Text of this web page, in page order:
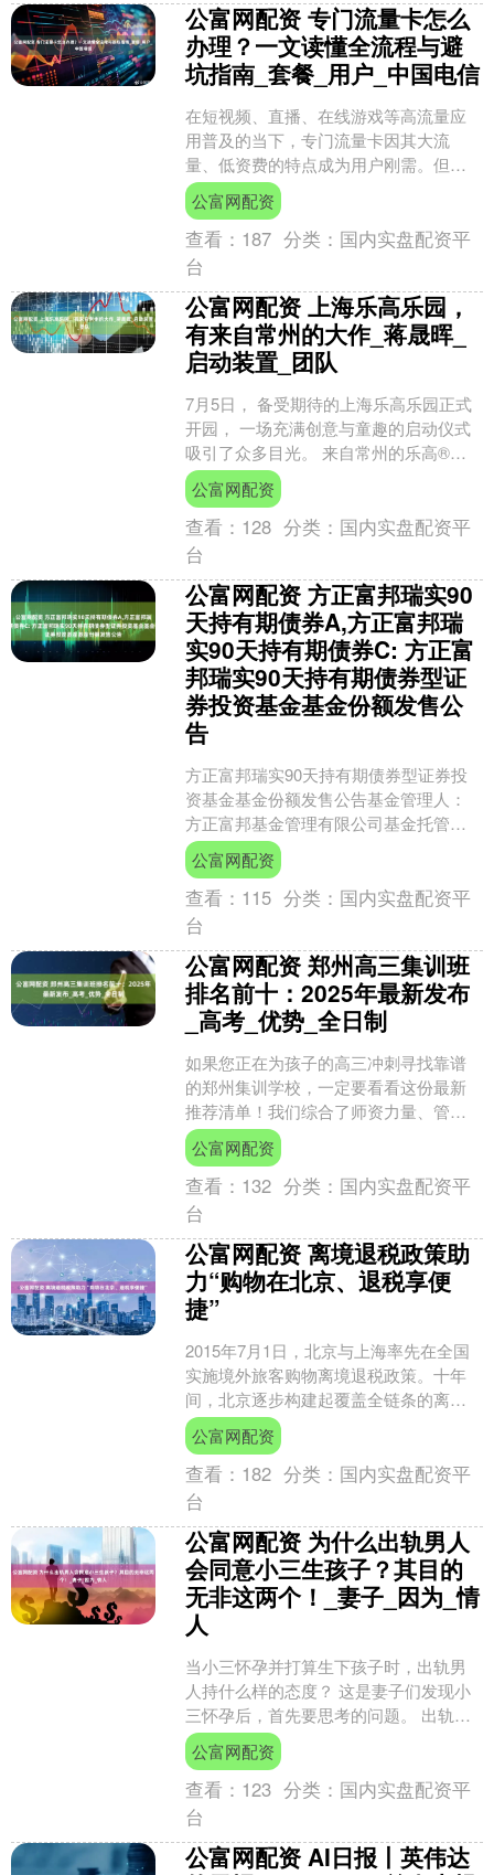
公富网配资 专门流量卡怎么
办理？一文读懂全流程与避
坑指南_套餐_用户_中国电信
在短视频、直播、在线游戏等高流量应
用普及的当下，专门流量卡因其大流
量、低资费的特点成为用户刚需。但面
对运营商官网、电商平台、第三方代理
商等多样化办理渠道，如何高....
公富网配资
查看： 187 分类： 国内实盘配资平
台
公富网配资 上海乐高乐园，
有来自常州的大作_蒋晟晖_
启动装置_团队
7月5日， 备受期待的上海乐高乐园正式
开园， 一场充满创意与童趣的启动仪式
吸引了众多目光。 来自常州的乐高®️专
业认证 拼砌大师蒋晟晖及其团队， 受邀
设计并搭....
公富网配资
查看： 128 分类： 国内实盘配资平
台
公富网配资 方正富邦瑞实90
天持有期债券A,方正富邦瑞
实90天持有期债券C: 方正富
邦瑞实90天持有期债券型证
券投资基金基金份额发售公
告
方正富邦瑞实90天持有期债券型证券投
资基金基金份额发售公告基金管理人：
方正富邦基金管理有限公司基金托管
人：交通银行股份有限公司重要提示月
21日经中国证监会证监许....
公富网配资
查看： 115 分类： 国内实盘配资平
台
公富网配资 郑州高三集训班
排名前十：2025年最新发布
_高考_优势_全日制
如果您正在为孩子的高三冲刺寻找靠谱
的郑州集训学校，一定要看看这份最新
推荐清单！我们综合了师资力量、管理
模式、历年成绩、家长口碑等多个维
度，精选出郑州十家最值得考....
公富网配资
查看： 132 分类： 国内实盘配资平
台
公富网配资 离境退税政策助
力“购物在北京、退税享便
捷”
2015年7月1日，北京与上海率先在全国
实施境外旅客购物离境退税政策。十年
间，北京逐步构建起覆盖全链条的离境
退税服务体系，为全球旅客解锁“购物在
北京、退税享便捷....
公富网配资
查看： 182 分类： 国内实盘配资平
台
公富网配资 为什么出轨男人
会同意小三生孩子？其目的
无非这两个！_妻子_因为_情
人
当小三怀孕并打算生下孩子时，出轨男
人持什么样的态度？ 这是妻子们发现小
三怀孕后，首先要思考的问题。 出轨男
人的态度至关重要，只要出轨男人不想
要这个孩子，小三多半....
公富网配资
查看： 123 分类： 国内实盘配资平
台
公富网配资 AI日报丨英伟达